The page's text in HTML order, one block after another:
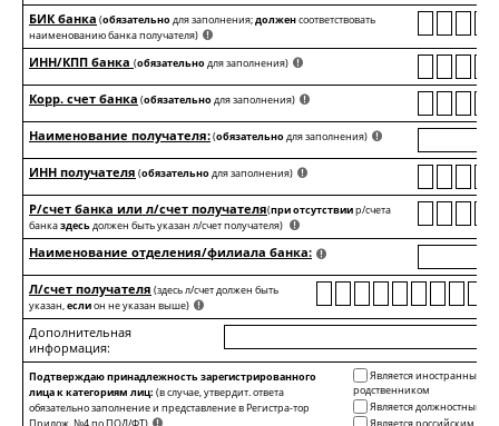
БИК банка (обязательнодля заполнения;долженсоответствовать
наименованию банка получателя)
ИНН/КПП банка (обязательнодля заполнения)
Корр. счет банка (обязательнодля заполнения)
Наименование получателя:(обязательнодля заполнения)
ИНН получателя (обязательнодля заполнения)
Р/счет банка или л/счет получателя(при отсутствиир/счета
банказдесьдолжен быть указан л/счет получателя)
Наименование отделения/филиала банка:
Л/счет получателя (здесь л/счет должен быть
указан,еслион не указан выше)
Дополнительная
информация:
Подтверждаю принадлежность зарегистрированного
лица к категориям лиц: (в случае, утвердит. ответа
обязательно заполнение и представление в Регистра-тор
Является иностранным
родственником
Является должностным